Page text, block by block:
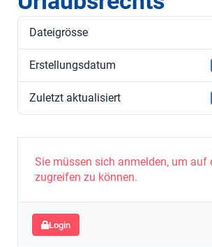
Dateigrösse
Erstellungsdatum
Zuletzt aktualisiert
Sie müssen sich anmelden, um auf
zugreifen zu können.
Login